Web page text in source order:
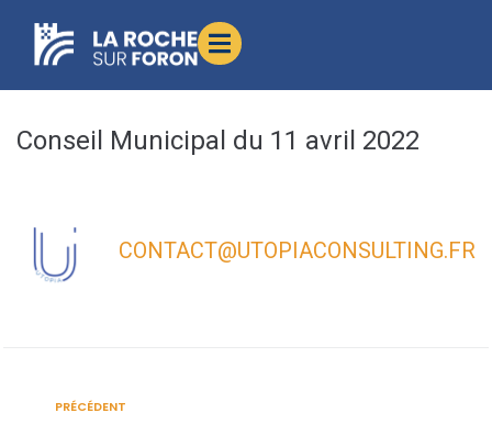
principal
Conseil Municipal du 11 avril 2022
CONTACT@UTOPIACONSULTING.FR
PRÉCÉDENT